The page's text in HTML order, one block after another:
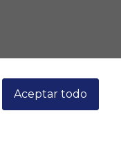
Aceptar todo